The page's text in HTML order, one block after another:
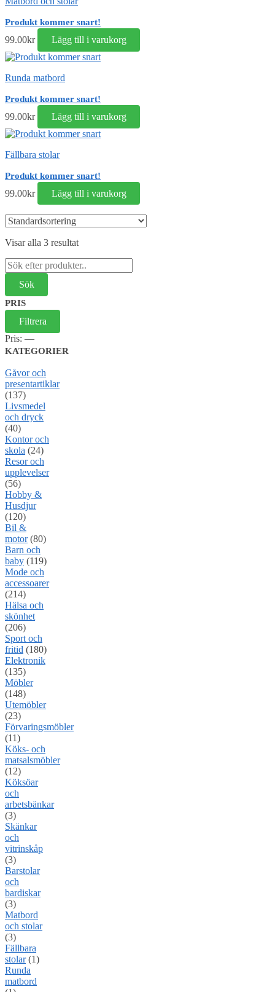
Produkt kommer snart!
99.00kr Lägg till i varukorg
Runda matbord
Produkt kommer snart!
99.00kr Lägg till i varukorg
Fällbara stolar
Produkt kommer snart!
99.00kr Lägg till i varukorg
Visar alla 3 resultat
Sök
efter:
PRIS
Min
Max
Filtrera
Pris: —
KATEGORIER
Gåvor och
presentartiklar
(137)
Livsmedel
och dryck
(40)
Kontor och
skola (24)
Resor och
upplevelser
(56)
Hobby &
Husdjur
(120)
Bil &
motor (80)
Barn och
baby (119)
Mode och
accessoarer
(214)
Hälsa och
skönhet
(206)
Sport och
fritid (180)
Elektronik
(135)
Möbler
(148)
Utemöbler
(23)
Förvaringsmöbler
(11)
Köks- och
matsalsmöbler
(12)
Köksöar
och
arbetsbänkar
(3)
Skänkar
och
vitrinskåp
(3)
Barstolar
och
bardiskar
(3)
Matbord
och stolar
(3)
Fällbara
stolar (1)
Runda
matbord